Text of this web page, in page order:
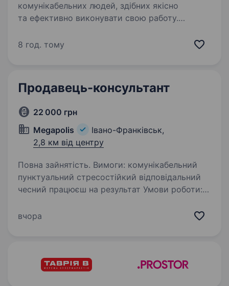
комунікабельних людей, здібних якісно
та ефективно виконувати свою работу.
Місцезнаходження магазину:Вулиця
8 год. тому
Продавець-консультант
22 000 грн
Megapolis
Івано-Франківськ,
2,8 км від центру
Повна зайнятість. Вимоги: комунікабельний
пунктуальний стресостійкий відповідальний
чесний працюєш на результат Умови роботи:
вчора